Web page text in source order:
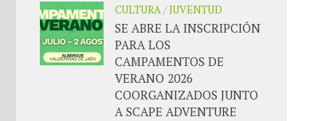
CULTURA/JUVENTUD
SE ABRE LA INSCRIPCIÓN
PARA LOS
CAMPAMENTOS DE
VERANO 2026
COORGANIZADOS JUNTO
A SCAPE ADVENTURE